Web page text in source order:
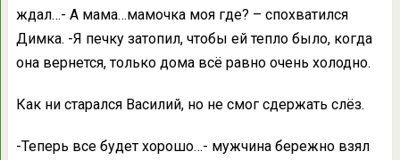
ждал…- А мама…мамочка моя где? – спохватился
Димка. -Я печку затопил, чтобы ей тепло было, когда
она вернется, только дома всё равно очень холодно.
Как ни старался Василий, но не смог сдержать слёз.
-Теперь все будет хорошо…- мужчина бережно взял